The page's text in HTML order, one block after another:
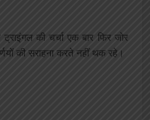
की चर्चा एक बार फिर जोर
की सराहना करते नहीं थक रहे।